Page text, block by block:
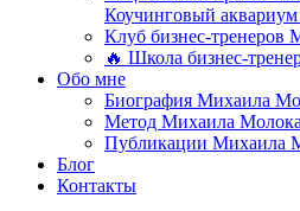
Коучинговый
Клуб бизнес-тренеров
🔥 Школа бизнес-
Обо мне
Биография Михаила
Метод Михаила
Публикации Михаила
Блог
Контакты